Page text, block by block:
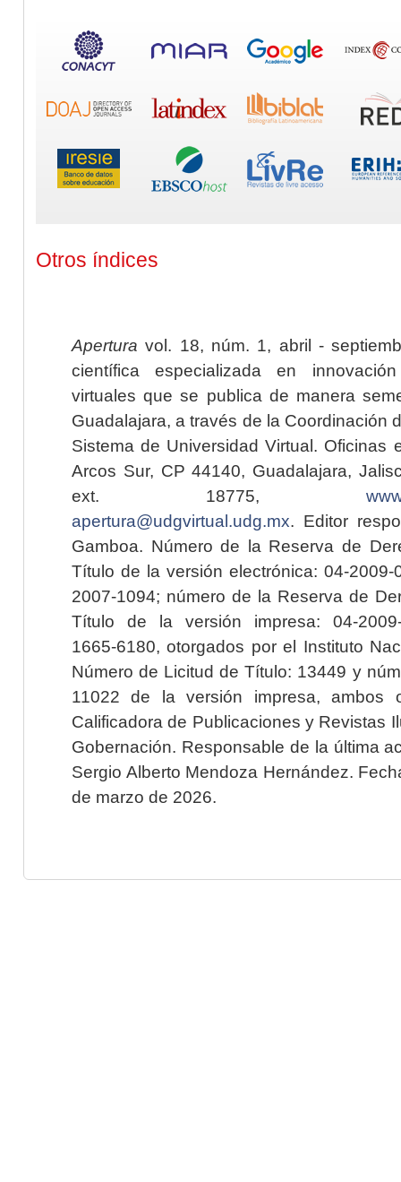
Otros índices
Apertura vol. 18, núm. 1, abril -
científica especializada en
virtuales que se publica de manera
Guadalajara, a través de la Coordinación
Sistema de Universidad Virtual. Oficinas
Arcos Sur, CP 44140, Guadalajara,
ext. 18775,
apertura@udgvirtual.udg.mx. Editor
Gamboa. Número de la Reserva de
Título de la versión electrónica: 04-2009-
2007-1094; número de la Reserva de
Título de la versión impresa: 04-2009-
1665-6180, otorgados por el Instituto
Número de Licitud de Título: 13449 y
11022 de la versión impresa, ambos
Calificadora de Publicaciones y Revistas
Gobernación. Responsable de la última
Sergio Alberto Mendoza Hernández.
de marzo de 2026.